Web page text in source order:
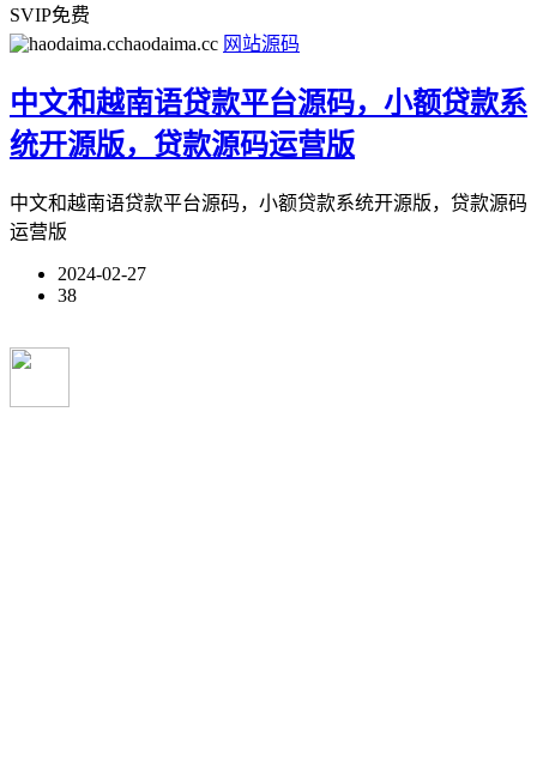
SVIP免费
haodaima.cc 网站源码
中文和越南语贷款平台源码，小额贷款系
统开源版，贷款源码运营版
中文和越南语贷款平台源码，小额贷款系统开源版，贷款源码
运营版
2024-02-27
38